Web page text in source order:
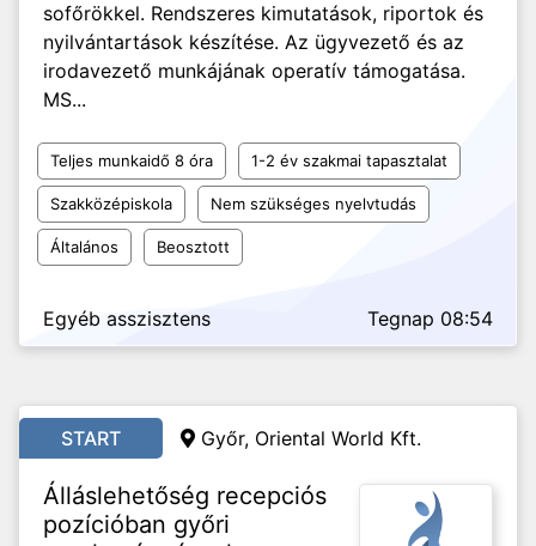
sofőrökkel. Rendszeres kimutatások, riportok és
nyilvántartások készítése. Az ügyvezető és az
irodavezető munkájának operatív támogatása.
MS...
Teljes munkaidő 8 óra 1-2 év szakmai tapasztalat
Szakközépiskola Nem szükséges nyelvtudás
Általános Beosztott
Egyéb asszisztens Tegnap 08:54
START Győr, Oriental World Kft.
Álláslehetőség recepciós
pozícióban győri